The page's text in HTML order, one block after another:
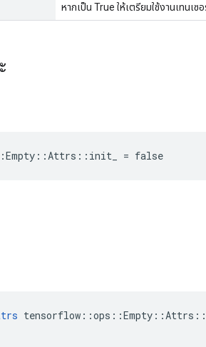
หากเป็น True ให้เตรียมใช้งานเทนเ
= false